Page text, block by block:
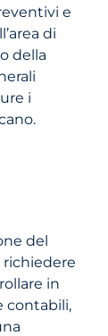
e
di
della
i
del
in
contabili,